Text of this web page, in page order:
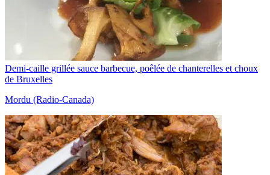
Demi-caille grillée sauce barbecue, poêlée de chanterelles et choux
de Bruxelles
Mordu (Radio-Canada)